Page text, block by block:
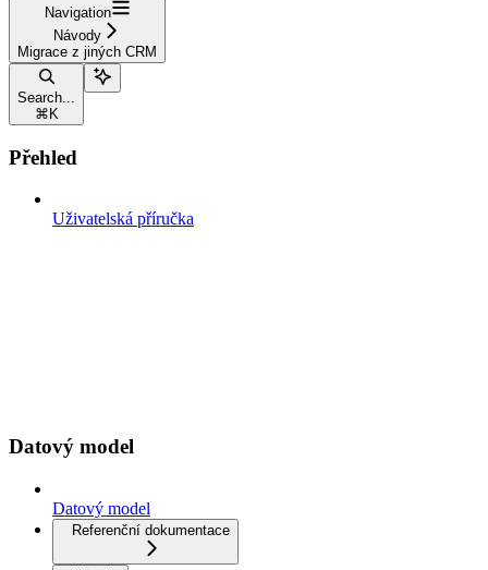
Navigation
Návody
Migrace z jiných CRM
Search...
⌘ K
Přehled
Uživatelská příručka
Datový model
Datový model
Referenční dokumentace